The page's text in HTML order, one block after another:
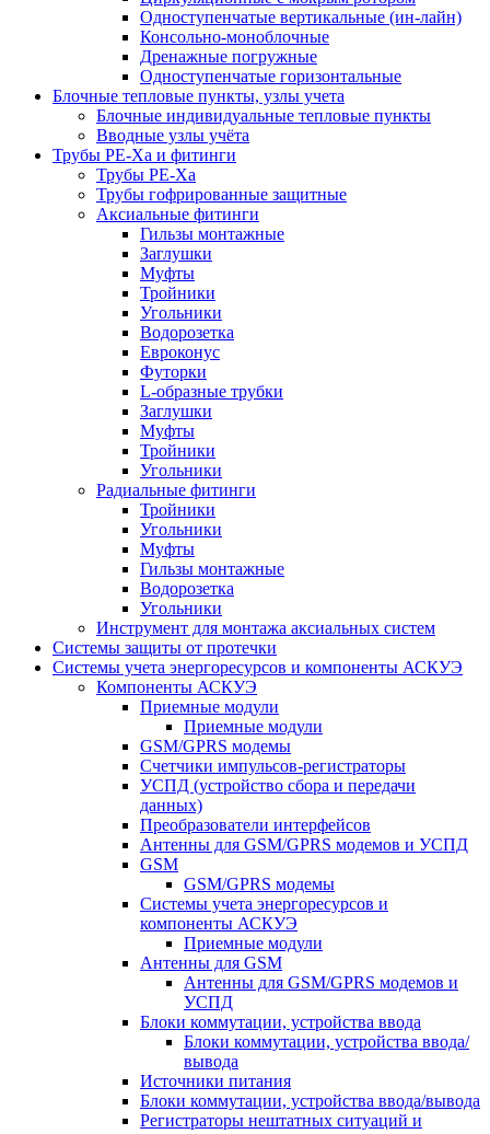
Одноступенчатые вертикальные (ин-лайн)
Консольно-моноблочные
Дренажные погружные
Одноступенчатые горизонтальные
Блочные тепловые пункты, узлы учета
Блочные индивидуальные тепловые пункты
Вводные узлы учёта
Трубы РЕ-Ха и фитинги
Трубы РЕ-Ха
Трубы гофрированные защитные
Аксиальные фитинги
Гильзы монтажные
Заглушки
Муфты
Тройники
Угольники
Водорозетка
Евроконус
Футорки
L-образные трубки
Заглушки
Муфты
Тройники
Угольники
Радиальные фитинги
Тройники
Угольники
Муфты
Гильзы монтажные
Водорозетка
Угольники
Инструмент для монтажа аксиальных систем
Системы защиты от протечки
Системы учета энергоресурсов и компоненты АСКУЭ
Компоненты АСКУЭ
Приемные модули
Приемные модули
GSM/GPRS модемы
Счетчики импульсов-регистраторы
УСПД (устройство сбора и передачи
данных)
Преобразователи интерфейсов
Антенны для GSM/GPRS модемов и УСПД
GSM
GSM/GPRS модемы
Системы учета энергоресурсов и
компоненты АСКУЭ
Приемные модули
Антенны для GSM
Антенны для GSM/GPRS модемов и
УСПД
Блоки коммутации, устройства ввода
Блоки коммутации, устройства ввода/
вывода
Источники питания
Блоки коммутации, устройства ввода/вывода
Регистраторы нештатных ситуаций и